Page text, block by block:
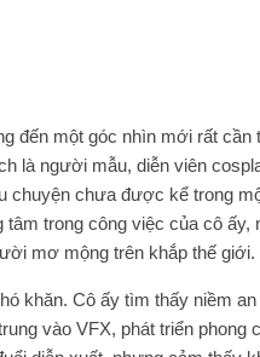
đến một góc nhìn mới rất cần
là người mẫu, diễn viên
chuyện chưa được kể trong
trong công việc của cô ấy,
mơ mộng trên khắp thế giới.
khăn. Cô ấy tìm thấy niềm an
vào VFX, phát triển phong